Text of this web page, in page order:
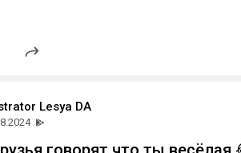
Lesya DA